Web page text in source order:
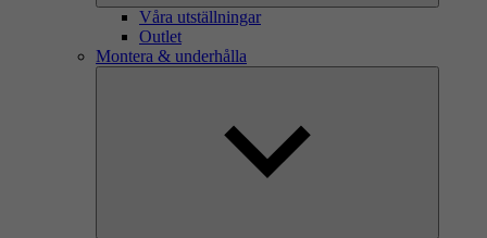
Våra utställningar
Outlet
Montera & underhålla